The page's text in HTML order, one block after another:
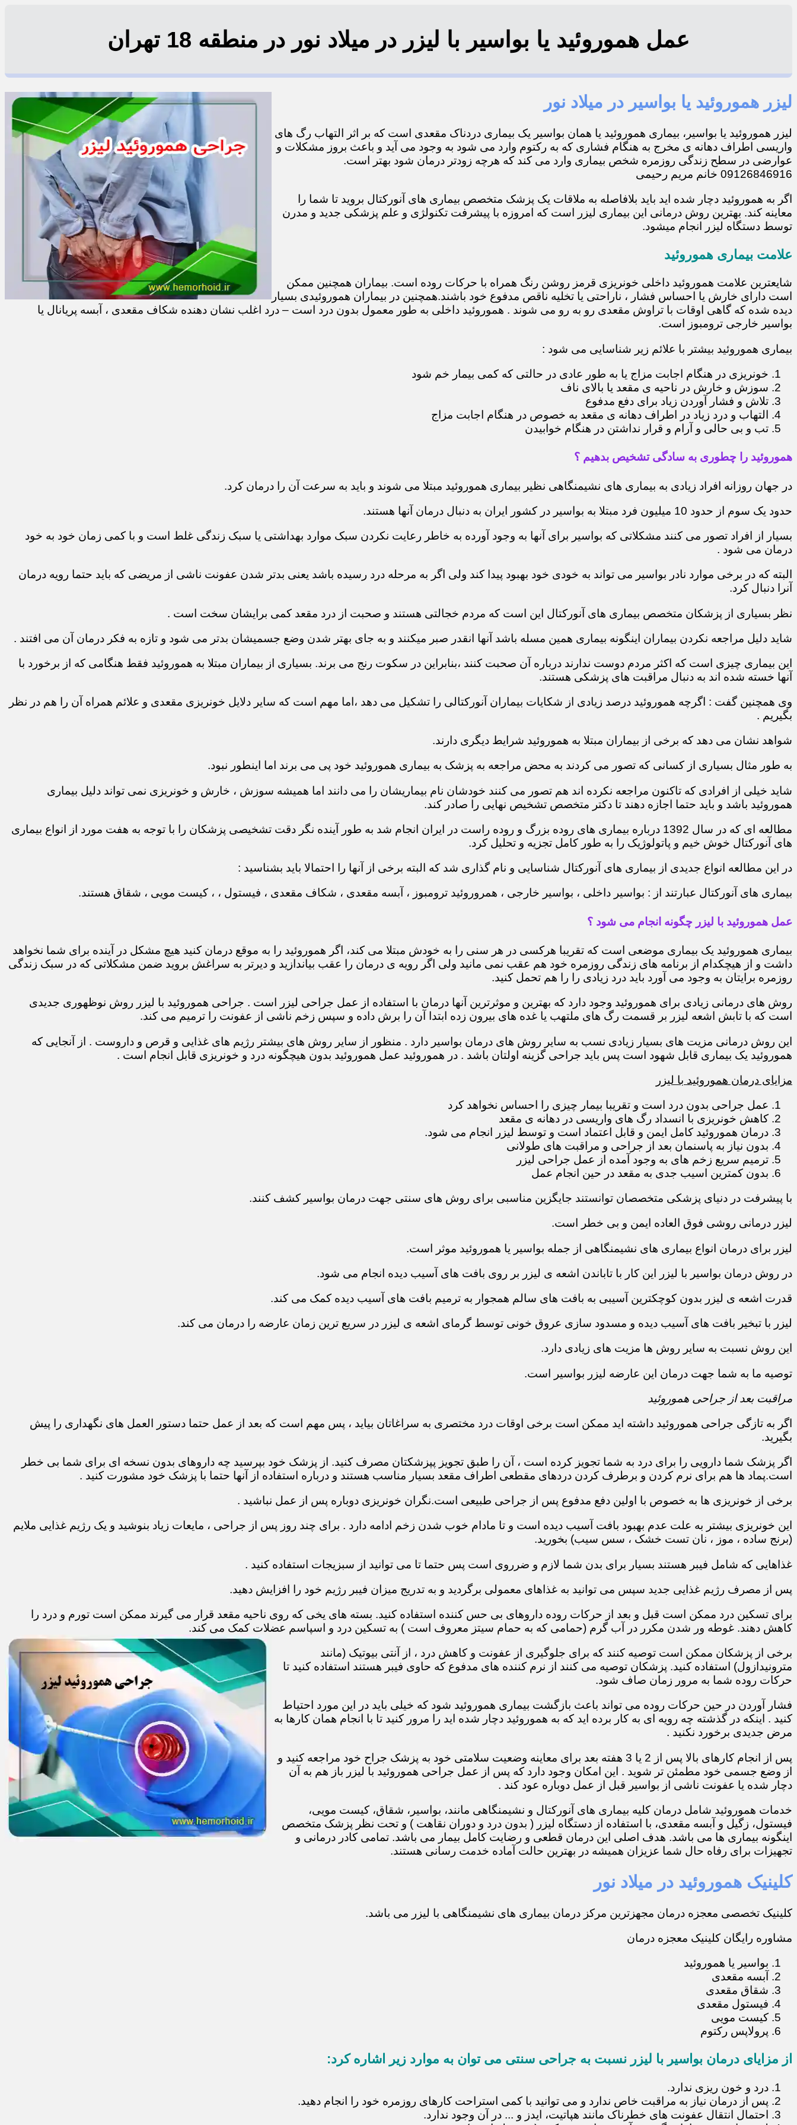
عمل هموروئید یا بواسیر با لیزر در میلاد نور در منطقه 18 تهران
لیزر هموروئید یا بواسیر در میلاد نور
لیزر هموروئید یا بواسیر، بیماری هموروئید یا همان بواسیر یک بیماری دردناک مقعدی است که بر اثر التهاب رگ های
واریسی اطراف دهانه ی مخرج به هنگام فشاری که به رکتوم وارد می شود به وجود می آید و باعث بروز مشکلات و
عوارضی در سطح زندگی روزمره شخص بیماری وارد می کند که هرچه زودتر درمان شود بهتر است.
09126846916 خانم مریم رحیمی
اگر به هموروئید دچار شده اید باید بلافاصله به ملاقات یک پزشک متخصص بیماری های آنورکتال بروید تا شما را
معاینه کند. بهترین روش درمانی این بیماری لیزر است که امروزه با پیشرفت تکنولژی و علم پزشکی جدید و مدرن
توسط دستگاه لیزر انجام میشود.
علامت بیماری هموروئید
شایعترین علامت هموروئید داخلی خونریزی قرمز روشن رنگ همراه با حرکات روده است. بیماران همچنین ممکن
است دارای خارش یا احساس فشار ، ناراحتی یا تخلیه ناقص مدفوع خود باشند.همچنین در بیماران هموروئیدی بسیار
دیده شده که گاهی اوقات با تراوش مقعدی رو به رو می شوند . هموروئید داخلی به طور معمول بدون درد است – درد اغلب نشان دهنده شکاف مقعدی ، آبسه پریانال یا
بواسیر خارجی ترومبوز است.
بیماری هموروئید بیشتر با علائم زیر شناسایی می شود :
خونریزی در هنگام اجابت مزاج یا به طور عادی در حالتی که کمی بیمار خم شود
سوزش و خارش در ناحیه ی مقعد یا بالای ناف
تلاش و فشار آوردن زیاد برای دفع مدفوع
التهاب و درد زیاد در اطراف دهانه ی مقعد به خصوص در هنگام اجابت مزاج
تب و بی حالی و آرام و قرار نداشتن در هنگام خوابیدن
هموروئید را چطوری به سادگی تشخیص بدهیم ؟
در جهان روزانه افراد زیادی به بیماری های نشیمنگاهی نظیر بیماری هموروئید مبتلا می شوند و باید به سرعت آن را درمان کرد.
حدود یک سوم از حدود 10 میلیون فرد مبتلا به بواسیر در کشور ایران به دنبال درمان آنها هستند.
بسیار از افراد تصور می کنند مشکلاتی که بواسیر برای آنها به وجود آورده به خاطر رعایت نکردن سبک موارد بهداشتی یا سبک زندگی غلط است و با کمی زمان خود به خود
درمان می شود .
البته که در برخی موارد نادر بواسیر می تواند به خودی خود بهبود پیدا کند ولی اگر به مرحله درد رسیده باشد یعنی بدتر شدن عفونت ناشی از مریضی که باید حتما رویه درمان
آنرا دنبال کرد.
نظر بسیاری از پزشکان متخصص بیماری های آنورکتال این است که مردم خجالتی هستند و صحبت از درد مقعد کمی برایشان سخت است .
شاید دلیل مراجعه نکردن بیماران اینگونه بیماری همین مسله باشد آنها انقدر صبر میکنند و به جای بهتر شدن وضع جسمیشان بدتر می شود و تازه به فکر درمان آن می افتند .
این بیماری چیزی است که اکثر مردم دوست ندارند درباره آن صحبت کنند ،بنابراین در سکوت رنج می برند. بسیاری از بیماران مبتلا به هموروئید فقط هنگامی که از برخورد با
آنها خسته شده اند به دنبال مراقبت های پزشکی هستند.
وی همچنین گفت : اگرچه هموروئید درصد زیادی از شکایات بیماران آنورکتالی را تشکیل می دهد ،اما مهم است که سایر دلایل خونریزی مقعدی و علائم همراه آن را هم در نظر
بگیریم .
شواهد نشان می دهد که برخی از بیماران مبتلا به هموروئید شرایط دیگری دارند.
به طور مثال بسیاری از کسانی که تصور می کردند به محض مراجعه به پزشک به بیماری هموروئید خود پی می برند اما اینطور نبود.
شاید خیلی از افرادی که تاکنون مراجعه نکرده اند هم تصور می کنند خودشان نام بیماریشان را می دانند اما همیشه سوزش ، خارش و خونریزی نمی تواند دلیل بیماری
هموروئید باشد و باید حتما اجازه دهند تا دکتر متخصص تشخیص نهایی را صادر کند.
مطالعه ای که در سال 1392 درباره بیماری های روده بزرگ و روده راست در ایران انجام شد به طور آینده نگر دقت تشخیصی پزشکان را با توجه به هفت مورد از انواع بیماری
های آنورکتال خوش خیم و پاتولوژیک را به طور کامل تجزیه و تحلیل کرد.
در این مطالعه انواع جدیدی از بیماری های آنورکتال شناسایی و نام گذاری شد که البته برخی از آنها را احتمالا باید بشناسید :
بیماری های آنورکتال عبارتند از : بواسیر داخلی ، بواسیر خارجی ، همروروئید ترومبوز ، آبسه مقعدی ، شکاف مقعدی ، فیستول ، ، کیست مویی ، شقاق هستند.
عمل هموروئید با لیزر چگونه انجام می شود ؟
بیماری هموروئید یک بیماری موضعی است که تقریبا هرکسی در هر سنی را به خودش مبتلا می کند، اگر هموروئید را به موقع درمان کنید هیچ مشکل در آینده برای شما نخواهد
داشت و از هیچکدام از برنامه های زندگی روزمره خود هم عقب نمی مانید ولی اگر رویه ی درمان را عقب بیاندازید و دیرتر به سراغش بروید ضمن مشکلاتی که در سبک زندگی
روزمره برایتان به وجود می آورد باید درد زیادی را را هم تحمل کنید.
روش های درمانی زیادی برای هموروئید وجود دارد که بهترین و موثرترین آنها درمان با استفاده از عمل جراحی لیزر است . جراحی هموروئید با لیزر روش نوظهوری جدیدی
است که با تابش اشعه لیزر بر قسمت رگ های ملتهب یا غده های بیرون زده ابتدا آن را برش داده و سپس زخم ناشی از عفونت را ترمیم می کند.
این روش درمانی مزیت های بسیار زیادی نسب به سایر روش های درمان بواسیر دارد . منظور از سایر روش های بیشتر رژیم های غذایی و قرص و داروست . از آنجایی که
هموروئید یک بیماری قابل شهود است پس باید جراحی گزینه اولتان باشد . در هموروئید عمل هموروئید بدون هیچگونه درد و خونریزی قابل انجام است .
مزایای درمان هموروئید با لیزر
عمل جراحی بدون درد است و تقریبا بیمار چیزی را احساس نخواهد کرد
کاهش خونریزی با انسداد رگ های واریسی در دهانه ی مقعد
درمان هموروئید کامل ایمن و قابل اعتماد است و توسط لیزر انجام می شود.
بدون نیاز به پاسنمان بعد از جراحی و مراقبت های طولانی
ترمیم سریع زخم های به وجود آمده از عمل جراحی لیزر
بدون کمترین اسیب جدی به مقعد در حین انجام عمل
با پیشرفت در دنیای پزشکی متخصصان توانستند جایگزین مناسبی برای روش های سنتی جهت درمان بواسیر کشف کنند.
لیزر درمانی روشی فوق العاده ایمن و بی خطر است.
لیزر برای درمان انواع بیماری های نشیمنگاهی از جمله بواسیر یا هموروئید موثر است.
در روش درمان بواسیر با لیزر این کار با تاباندن اشعه ی لیزر بر روی بافت های آسیب دیده انجام می شود.
قدرت اشعه ی لیزر بدون کوچکترین آسیبی به بافت های سالم همجوار به ترمیم بافت های آسیب دیده کمک می کند.
لیزر با تبخیر بافت های آسیب دیده و مسدود سازی عروق خونی توسط گرمای اشعه ی لیزر در سریع ترین زمان عارضه را درمان می کند.
این روش نسبت به سایر روش ها مزیت های زیادی دارد.
توصیه ما به شما جهت درمان این عارضه لیزر بواسیر است.
مراقبت بعد از جراحی هموروئید
اگر به تازگی جراحی هموروئید داشته اید ممکن است برخی اوقات درد مختصری به سراغاتان بیاید ، پس مهم است که بعد از عمل حتما دستور العمل های نگهداری را پیش
بگیرید.
اگر پزشک شما دارویی را برای درد به شما تجویز کرده است ، آن را طبق تجویز پپزشکتان مصرف کنید. از پزشک خود بپرسید چه داروهای بدون نسخه ای برای شما بی خطر
است.پماد ها هم برای نرم کردن و برطرف کردن دردهای مقطعی اطراف مقعد بسیار مناسب هستند و درباره استفاده از آنها حتما با پزشک خود مشورت کنید .
برخی از خونریزی ها به خصوص با اولین دفع مدفوع پس از جراحی طبیعی است.نگران خونریزی دوباره پس از عمل نباشید .
این خونریزی بیشتر به علت عدم بهبود بافت آسیب دیده است و تا مادام خوب شدن زخم ادامه دارد . برای چند روز پس از جراحی ، مایعات زیاد بنوشید و یک رژیم غذایی ملایم
(برنج ساده ، موز ، نان تست خشک ، سس سیب) بخورید.
غذاهایی که شامل فیبر هستند بسیار برای بدن شما لازم و ضرروی است پس حتما تا می توانید از سبزیجات استفاده کنید .
پس از مصرف رژیم غذایی جدید سپس می توانید به غذاهای معمولی برگردید و به تدریج میزان فیبر رژیم خود را افزایش دهید.
برای تسکین درد ممکن است قبل و بعد از حرکات روده داروهای بی حس کننده استفاده کنید. بسته های یخی که روی ناحیه مقعد قرار می گیرند ممکن است تورم و درد را
کاهش دهند. غوطه ور شدن مکرر در آب گرم (حمامی که به حمام سیتز معروف است ) به تسکین درد و اسپاسم عضلات کمک می کند.
برخی از پزشکان ممکن است توصیه کنند که برای جلوگیری از عفونت و کاهش درد ، از آنتی بیوتیک (مانند
مترونیدازول) استفاده کنید. پزشکان توصیه می کنند از نرم کننده های مدفوع که حاوی فیبر هستند استفاده کنید تا
حرکات روده شما به مرور زمان صاف شود.
فشار آوردن در حین حرکات روده می تواند باعث بازگشت بیماری هموروئید شود که خیلی باید در این مورد احتیاط
کنید . اینکه در گذشته چه رویه ای به کار برده اید که به هموروئید دچار شده اید را مرور کنید تا با انجام همان کارها به
مرض جدیدی برخورد نکنید .
پس از انجام کارهای بالا پس از 2 یا 3 هفته بعد برای معاینه وضعیت سلامتی خود به پزشک جراح خود مراجعه کنید و
از وضع جسمی خود مطمئن تر شوید . این امکان وجود دارد که پس از عمل جراحی هموروئید با لیزر باز هم به آن
دچار شده یا عفونت ناشی از بواسیر قبل از عمل دوباره عود کند .
خدمات هموروئید شامل درمان کلیه بیماری های آنورکتال و نشیمنگاهی مانند، بواسیر، شقاق، کیست مویی،
فیستول، زگیل و آبسه مقعدی، با استفاده از دستگاه لیزر ( بدون درد و دوران نقاهت ) و تحت نظر پزشک متخصص
اینگونه بیماری ها می باشد. هدف اصلی این درمان قطعی و رضایت کامل بیمار می باشد. تمامی کادر درمانی و
تجهیزات برای رفاه حال شما عزیزان همیشه در بهترین حالت آماده خدمت رسانی هستند.
کلینیک هموروئید در میلاد نور
کلینیک تخصصی معجزه درمان مجهزترین مرکز درمان بیماری های نشیمنگاهی با لیزر می باشد.
مشاوره رایگان کلینیک معجزه درمان
بواسیر یا هموروئید
آبسه مقعدی
شقاق مقعدی
فیستول مقعدی
کیست مویی
پرولاپس رکتوم
از مزایای درمان بواسیر با لیزر نسبت به جراحی سنتی می توان به موارد زیر اشاره کرد:
درد و خون ریزی ندارد.
پس از درمان نیاز به مراقبت خاص ندارد و می توانید با کمی استراحت کارهای روزمره خود را انجام دهید.
احتمال انتقال عفونت های خطرناک مانند هپاتیت، ایدز و ... در آن وجود ندارد.